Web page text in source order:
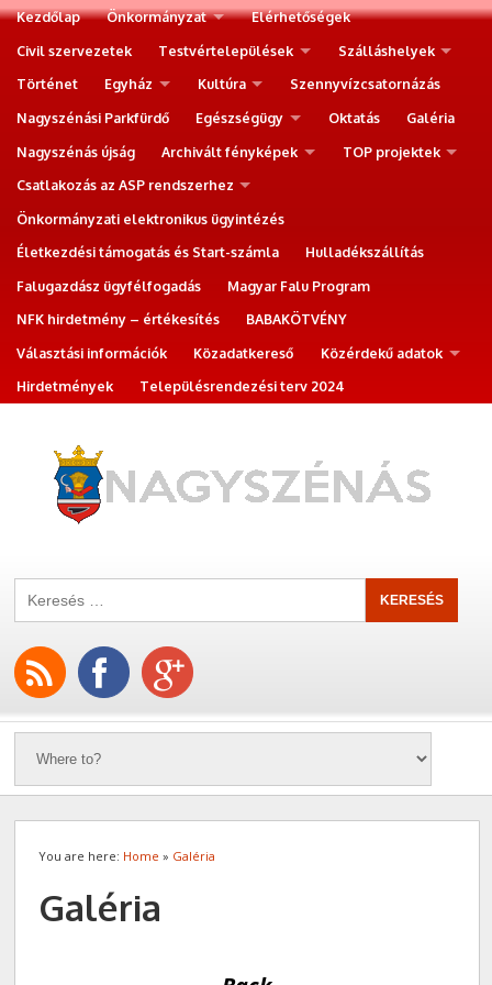
Kezdőlap Önkormányzat
Elérhetőségek
Civil szervezetek
Testvértelepülések
Szálláshelyek
Történet
Egyház Kultúra
Szennyvízcsatornázás
Nagyszénási Parkfürdő
Egészségügy Oktatás
Galéria
Nagyszénás újság
Archivált fényképek
TOP projektek
Csatlakozás az ASP rendszerhez
Önkormányzati elektronikus ügyintézés
Életkezdési támogatás és Start-számla
Hulladékszállítás
Falugazdász ügyfélfogadás
Magyar Falu Program
NFK hirdetmény – értékesítés
BABAKÖTVÉNY
Választási információk
Közadatkereső
Közérdekű adatok
Hirdetmények
Településrendezési terv 2024
You are here: Home » Galéria
Galéria